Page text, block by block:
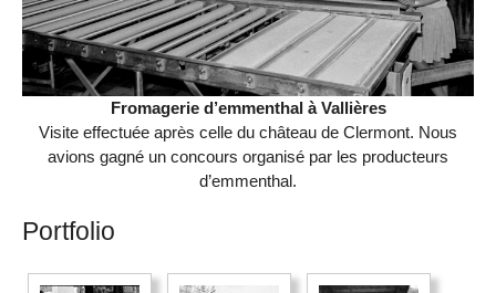
Fromagerie d’emmenthal à Vallières
Visite effectuée après celle du château de Clermont. Nous
avions gagné un concours organisé par les producteurs
d’emmenthal.
Portfolio